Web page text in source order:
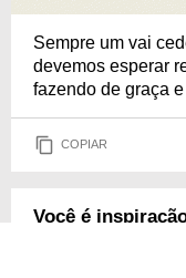
Sempre um vai
devemos esperar
fazendo de graça
COPIAR
Você é